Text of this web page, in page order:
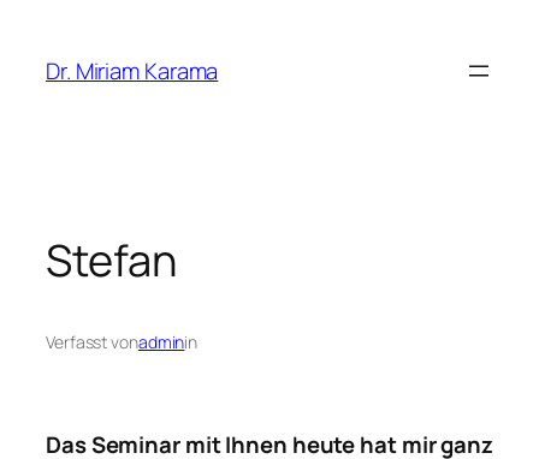
springen
Dr. Miriam Karama
Stefan
Verfasst vonadminin
Das Seminar mit Ihnen heute hat mir ganz